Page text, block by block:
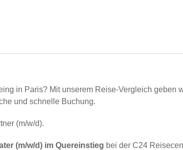
in Paris? Mit unserem Reise-Vergleich geben
und schnelle Buchung.
(m/w/d).
(m/w/d) im Quereinstieg bei der C24